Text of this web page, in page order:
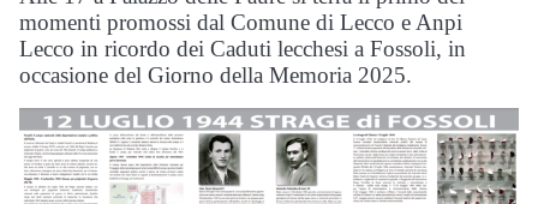
momenti promossi dal Comune di Lecco e Anpi
Lecco in ricordo dei Caduti lecchesi a Fossoli, in
occasione del Giorno della Memoria 2025.